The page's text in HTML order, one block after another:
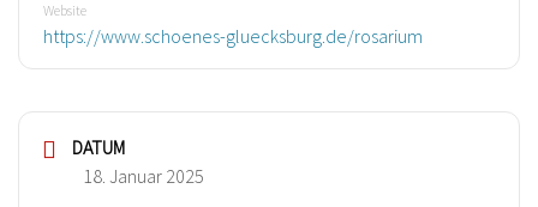
Website
https://www.schoenes-gluecksburg.de/rosarium
DATUM
18. Januar 2025